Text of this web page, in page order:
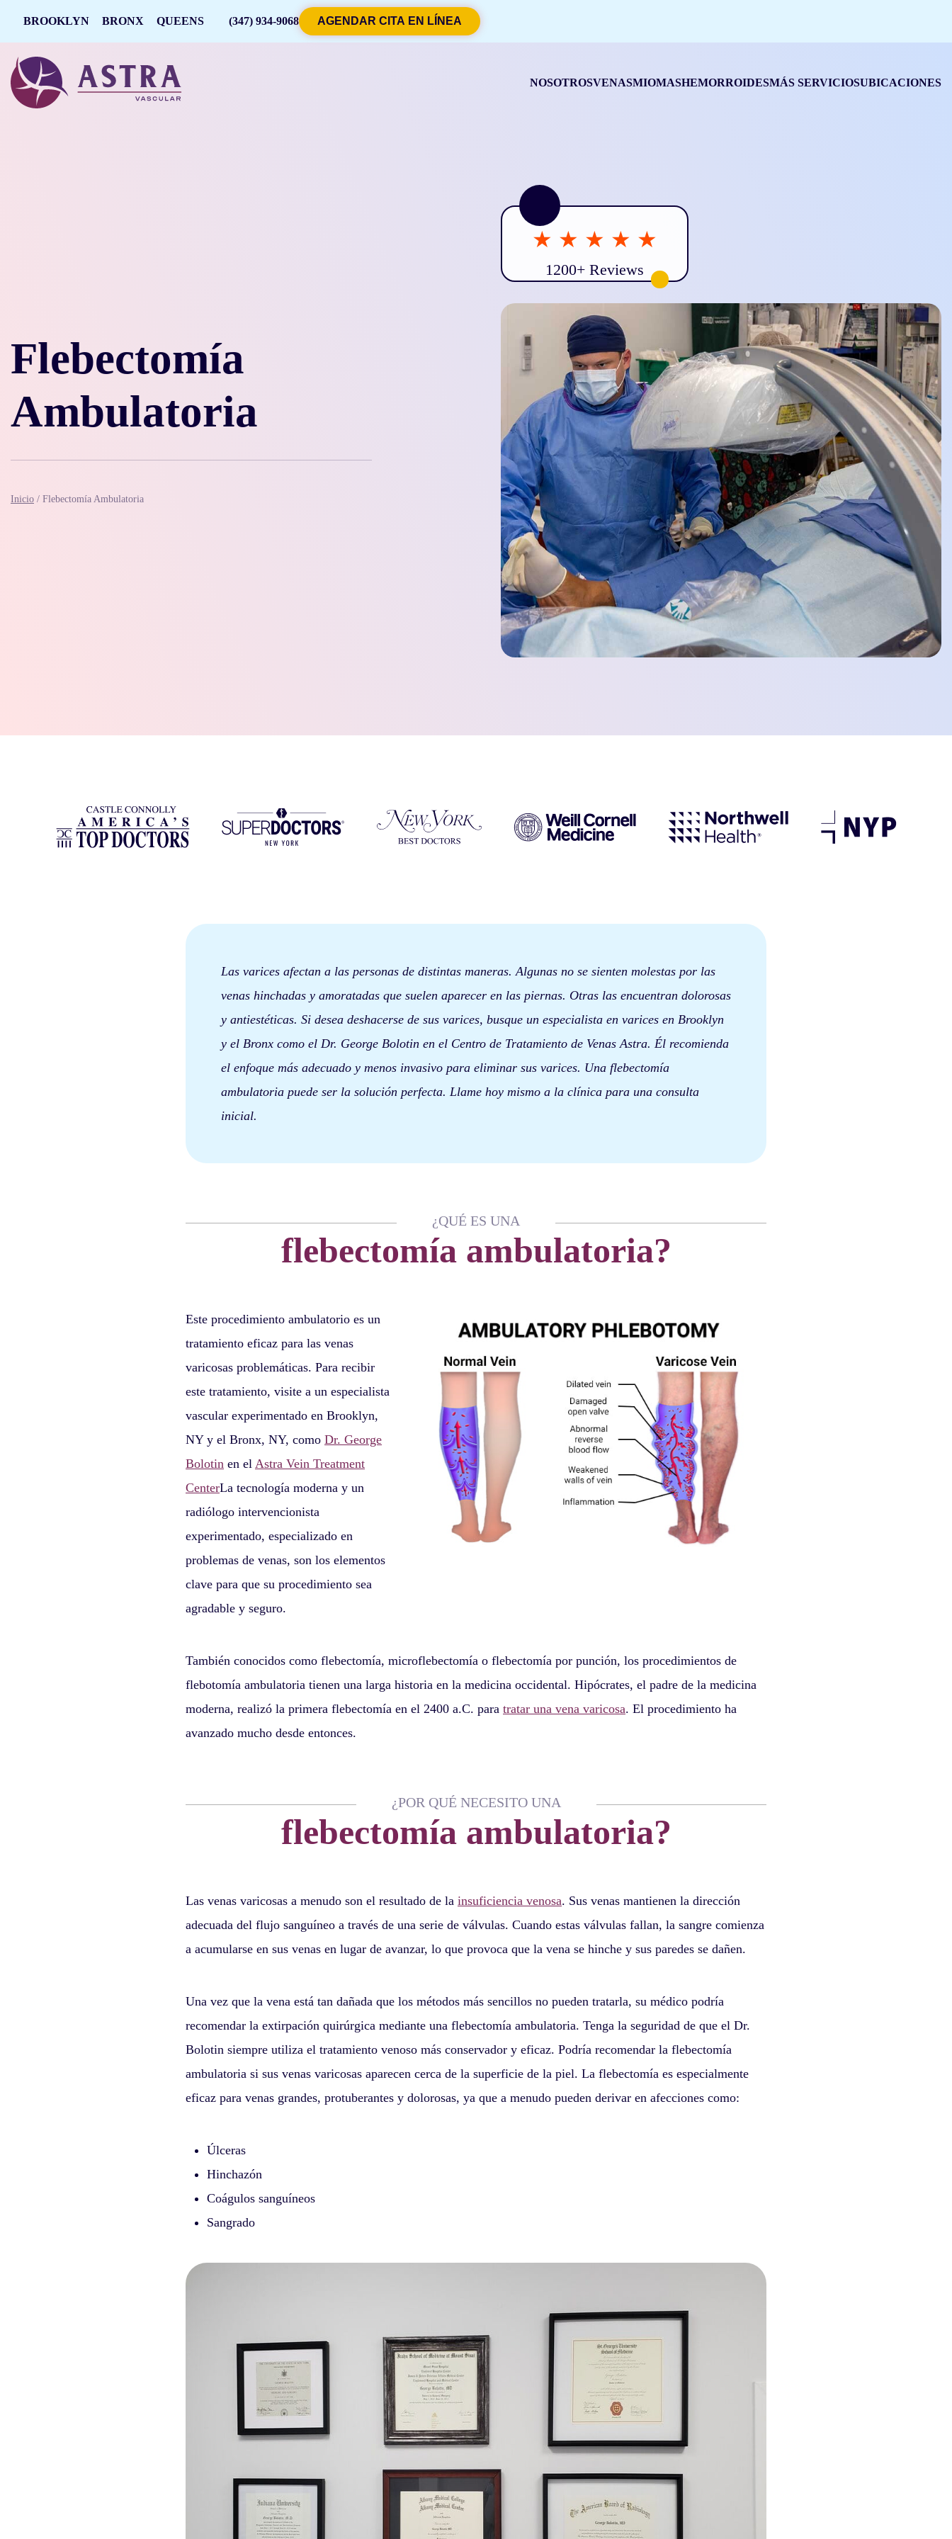
BROOKLYN BRONX QUEENS (347) 934-9068 AGENDAR CITA EN LÍNEA
NOSOTROSVENASMIOMASHEMORROIDESMÁS SERVICIOSUBICACIONES
Flebectomía
Ambulatoria
Inicio / Flebectomía Ambulatoria
Las varices afectan a las personas de distintas maneras. Algunas no se sienten molestas por las
venas hinchadas y amoratadas que suelen aparecer en las piernas. Otras las encuentran dolorosas
y antiestéticas. Si desea deshacerse de sus varices, busque un especialista en varices en Brooklyn
y el Bronx como el Dr. George Bolotin en el Centro de Tratamiento de Venas Astra. Él recomienda
el enfoque más adecuado y menos invasivo para eliminar sus varices. Una flebectomía
ambulatoria puede ser la solución perfecta. Llame hoy mismo a la clínica para una consulta
inicial.
¿QUÉ ES UNA
flebectomía ambulatoria?
Este procedimiento ambulatorio es un
tratamiento eficaz para las venas
varicosas problemáticas. Para recibir
este tratamiento, visite a un especialista
vascular experimentado en Brooklyn,
NY y el Bronx, NY, como Dr. George
Bolotin en el Astra Vein Treatment
CenterLa tecnología moderna y un
radiólogo intervencionista
experimentado, especializado en
problemas de venas, son los elementos
clave para que su procedimiento sea
agradable y seguro.
También conocidos como flebectomía, microflebectomía o flebectomía por punción, los procedimientos de
flebotomía ambulatoria tienen una larga historia en la medicina occidental. Hipócrates, el padre de la medicina
moderna, realizó la primera flebectomía en el 2400 a.C. para tratar una vena varicosa. El procedimiento ha
avanzado mucho desde entonces.
¿POR QUÉ NECESITO UNA
flebectomía ambulatoria?
Las venas varicosas a menudo son el resultado de la insuficiencia venosa. Sus venas mantienen la dirección
adecuada del flujo sanguíneo a través de una serie de válvulas. Cuando estas válvulas fallan, la sangre comienza
a acumularse en sus venas en lugar de avanzar, lo que provoca que la vena se hinche y sus paredes se dañen.
Una vez que la vena está tan dañada que los métodos más sencillos no pueden tratarla, su médico podría
recomendar la extirpación quirúrgica mediante una flebectomía ambulatoria. Tenga la seguridad de que el Dr.
Bolotin siempre utiliza el tratamiento venoso más conservador y eficaz. Podría recomendar la flebectomía
ambulatoria si sus venas varicosas aparecen cerca de la superficie de la piel. La flebectomía es especialmente
eficaz para venas grandes, protuberantes y dolorosas, ya que a menudo pueden derivar en afecciones como:
Úlceras
Hinchazón
Coágulos sanguíneos
Sangrado